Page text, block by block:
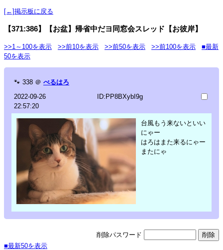
[←]掲示板に戻る
【371:386】【お盆】帰省中だヨ同窓会スレッド【お彼岸】
>>1～100を表示 >>前10を表示 >>前50を表示 >>前100を表示
■最新
50を表示
🐾 338 ＠ べるはろ
2022-09-26
22:57:20
ID:PP8BXybI9g
台風もう来ないといい
にゃー
はろはまた来るにゃー
またにゃ
削除パスワード
■最新50を表示